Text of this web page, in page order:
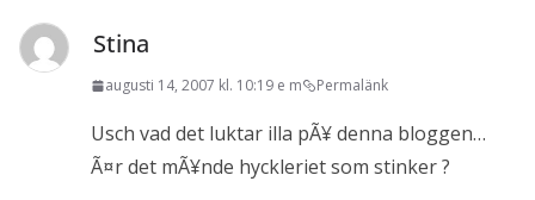
Stina
augusti 14, 2007 kl. 10:19 e m Permalänk
Usch vad det luktar illa pÃ¥ denna bloggen…
Ã¤r det mÃ¥nde hyckleriet som stinker ?